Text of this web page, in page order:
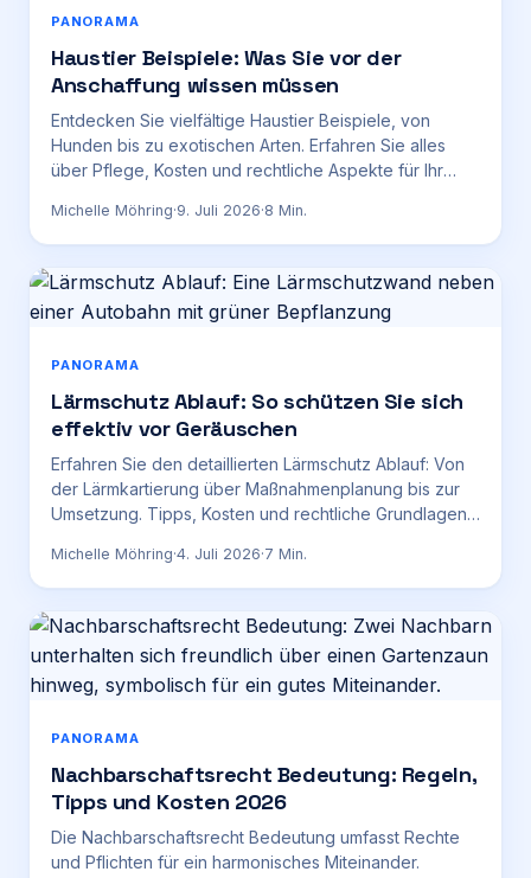
PANORAMA
Haustier Beispiele: Was Sie vor der
Anschaffung wissen müssen
Entdecken Sie vielfältige Haustier Beispiele, von
Hunden bis zu exotischen Arten. Erfahren Sie alles
über Pflege, Kosten und rechtliche Aspekte für Ihr
Michelle Möhring·9. Juli 2026·8 Min.
PANORAMA
Lärmschutz Ablauf: So schützen Sie sich
effektiv vor Geräuschen
Erfahren Sie den detaillierten Lärmschutz Ablauf: Von
der Lärmkartierung über Maßnahmenplanung bis zur
Umsetzung. Tipps, Kosten und rechtliche Grundlagen
Michelle Möhring·4. Juli 2026·7 Min.
PANORAMA
Nachbarschaftsrecht Bedeutung: Regeln,
Tipps und Kosten 2026
Die Nachbarschaftsrecht Bedeutung umfasst Rechte
und Pflichten für ein harmonisches Miteinander.